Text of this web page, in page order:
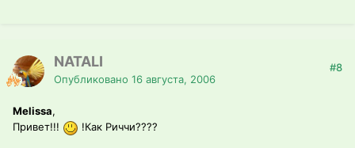
NATALI
Опубликовано 16 августа, 2006
#8
Melissa,
Привет!!!
!Как Риччи????